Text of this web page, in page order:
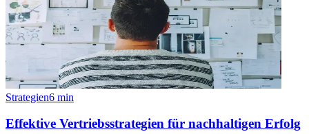
Strategien6 min
Effektive Vertriebsstrategien für nachhaltigen Erfolg